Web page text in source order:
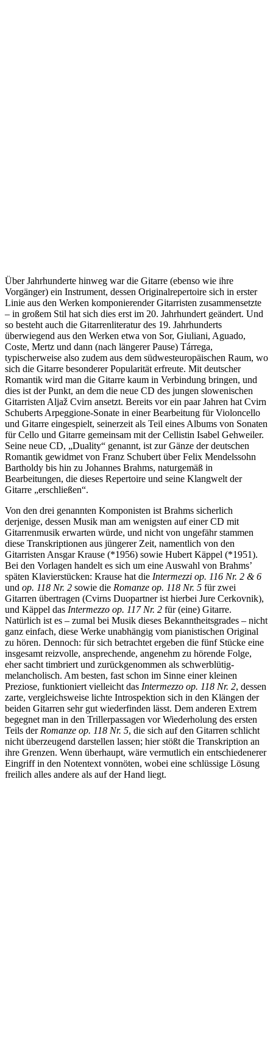
Über Jahrhunderte hinweg war die Gitarre (ebenso wie ihre
Vorgänger) ein Instrument, dessen Originalrepertoire sich in erster
Linie aus den Werken komponierender Gitarristen zusammensetzte
– in großem Stil hat sich dies erst im 20. Jahrhundert geändert. Und
so besteht auch die Gitarrenliteratur des 19. Jahrhunderts
überwiegend aus den Werken etwa von Sor, Giuliani, Aguado,
Coste, Mertz und dann (nach längerer Pause) Tárrega,
typischerweise also zudem aus dem südwesteuropäischen Raum, wo
sich die Gitarre besonderer Popularität erfreute. Mit deutscher
Romantik wird man die Gitarre kaum in Verbindung bringen, und
dies ist der Punkt, an dem die neue CD des jungen slowenischen
Gitarristen Aljaž Cvirn ansetzt. Bereits vor ein paar Jahren hat Cvirn
Schuberts Arpeggione-Sonate in einer Bearbeitung für Violoncello
und Gitarre eingespielt, seinerzeit als Teil eines Albums von Sonaten
für Cello und Gitarre gemeinsam mit der Cellistin Isabel Gehweiler.
Seine neue CD, „Duality“ genannt, ist zur Gänze der deutschen
Romantik gewidmet von Franz Schubert über Felix Mendelssohn
Bartholdy bis hin zu Johannes Brahms, naturgemäß in
Bearbeitungen, die dieses Repertoire und seine Klangwelt der
Gitarre „erschließen“.
Von den drei genannten Komponisten ist Brahms sicherlich
derjenige, dessen Musik man am wenigsten auf einer CD mit
Gitarrenmusik erwarten würde, und nicht von ungefähr stammen
diese Transkriptionen aus jüngerer Zeit, namentlich von den
Gitarristen Ansgar Krause (*1956) sowie Hubert Käppel (*1951).
Bei den Vorlagen handelt es sich um eine Auswahl von Brahms’
späten Klavierstücken: Krause hat die Intermezzi op. 116 Nr. 2 & 6
und op. 118 Nr. 2 sowie die Romanze op. 118 Nr. 5 für zwei
Gitarren übertragen (Cvirns Duopartner ist hierbei Jure Cerkovnik),
und Käppel das Intermezzo op. 117 Nr. 2 für (eine) Gitarre.
Natürlich ist es – zumal bei Musik dieses Bekanntheitsgrades – nicht
ganz einfach, diese Werke unabhängig vom pianistischen Original
zu hören. Dennoch: für sich betrachtet ergeben die fünf Stücke eine
insgesamt reizvolle, ansprechende, angenehm zu hörende Folge,
eher sacht timbriert und zurückgenommen als schwerblütig-
melancholisch. Am besten, fast schon im Sinne einer kleinen
Preziose, funktioniert vielleicht das Intermezzo op. 118 Nr. 2, dessen
zarte, vergleichsweise lichte Introspektion sich in den Klängen der
beiden Gitarren sehr gut wiederfinden lässt. Dem anderen Extrem
begegnet man in den Trillerpassagen vor Wiederholung des ersten
Teils der Romanze op. 118 Nr. 5, die sich auf den Gitarren schlicht
nicht überzeugend darstellen lassen; hier stößt die Transkription an
ihre Grenzen. Wenn überhaupt, wäre vermutlich ein entschiedenerer
Eingriff in den Notentext vonnöten, wobei eine schlüssige Lösung
freilich alles andere als auf der Hand liegt.